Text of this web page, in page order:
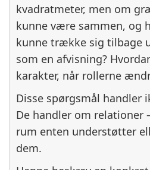
kvadratmeter, men om
kunne være sammen, og
kunne trække sig tilbage
som en afvisning?
karakter, når rollerne
Disse spørgsmål handler
De handler om relationer
rum enten understøtter
dem.